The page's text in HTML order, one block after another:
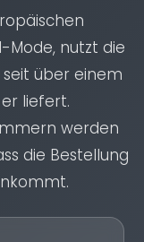
Mode, nutzt die
über einem
liefert.
werden
die Bestellung